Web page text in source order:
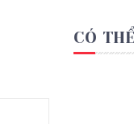
CÓ